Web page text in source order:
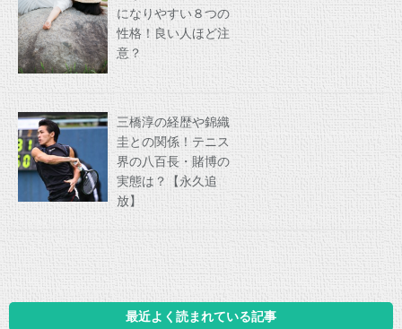
になりやすい８つの
性格！良い人ほど注
意？
三橋淳の経歴や錦織
圭との関係！テニス
界の八百長・賭博の
実態は？【永久追
放】
最近よく読まれている記事